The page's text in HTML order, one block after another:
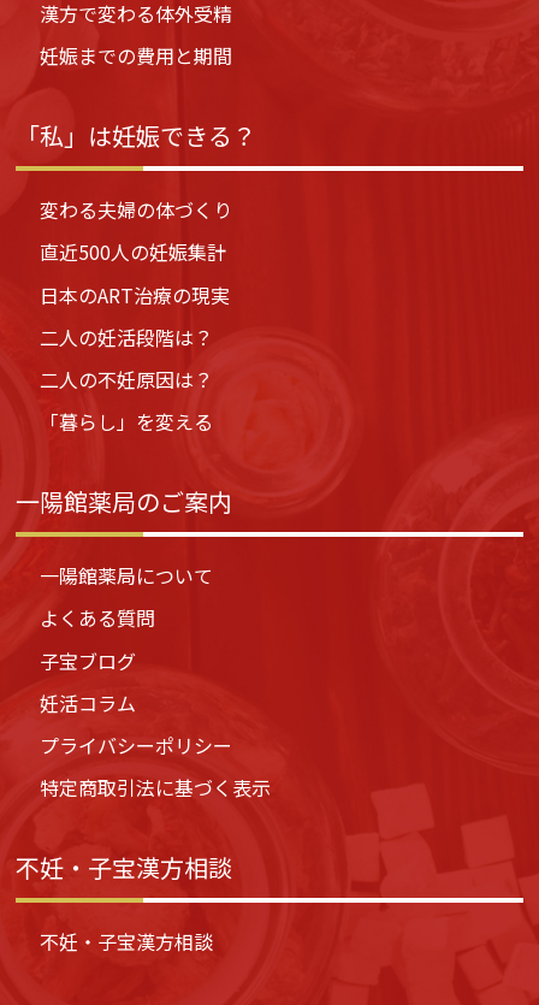
漢方で変わる体外受精
妊娠までの費用と期間
「私」は妊娠できる？
変わる夫婦の体づくり
直近500人の妊娠集計
日本のART治療の現実
二人の妊活段階は？
二人の不妊原因は？
「暮らし」を変える
一陽館薬局のご案内
一陽館薬局について
よくある質問
子宝ブログ
妊活コラム
プライバシーポリシー
特定商取引法に基づく表示
不妊・子宝漢方相談
不妊・子宝漢方相談